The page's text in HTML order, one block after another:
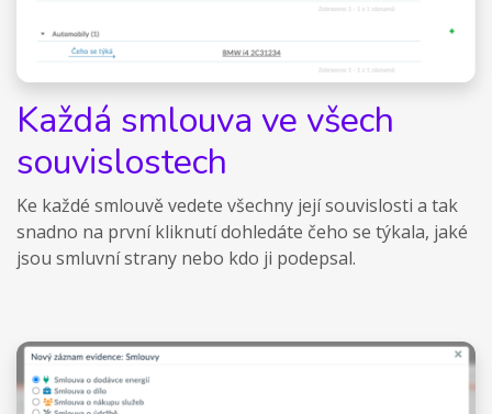
Každá smlouva ve všech
souvislostech
Ke každé smlouvě vedete všechny její souvislosti a tak
snadno na první kliknutí dohledáte čeho se týkala, jaké
jsou smluvní strany nebo kdo ji podepsal.